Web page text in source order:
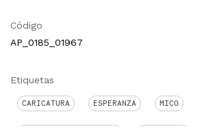
Código
AP_0185_01967
Etiquetas
CARICATURA ESPERANZA MICO